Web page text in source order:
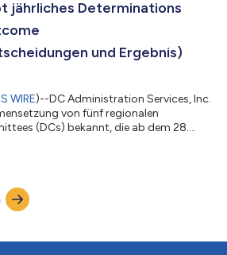
des Determinations Committee
Partei...
jährliches Determinations
und Ergebnis)
WIRE)--DC Administration Services, Inc.
von fünf regionalen
(DCs) bekannt, die ab dem 28.
LLC Barclays Bank plc Elliott
L.P. BNP Paribas Pacific Investment
LLC Citibank,...